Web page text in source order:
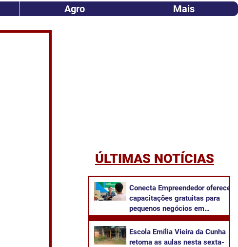
Agro Mais
ÚLTIMAS NOTÍCIAS
Conecta Empreendedor oferece
capacitações gratuitas para
pequenos negócios em
​Escola Emília Vieira da Cunha
retoma as aulas nesta sexta-